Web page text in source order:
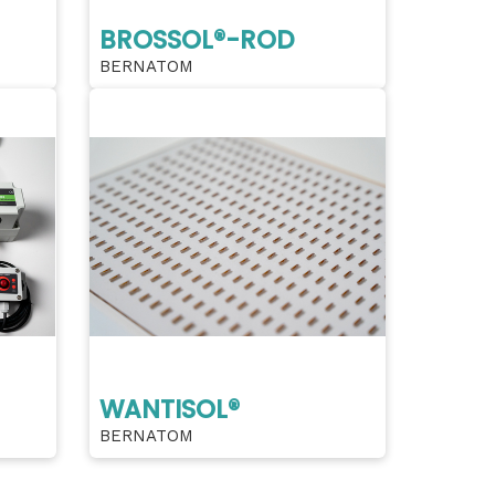
BROSSOL®-ROD
BERNATOM
WANTISOL®
BERNATOM